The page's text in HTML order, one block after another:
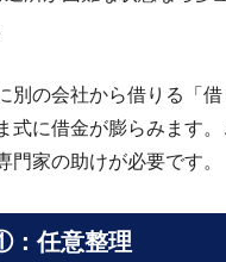
別の会社から借りる「借
式に借金が膨らみます
門家の助けが必要です。
：任意整理